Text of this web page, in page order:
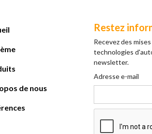
de nous
Restez
Recevez des
technologies
newsletter.
Adresse e-mail